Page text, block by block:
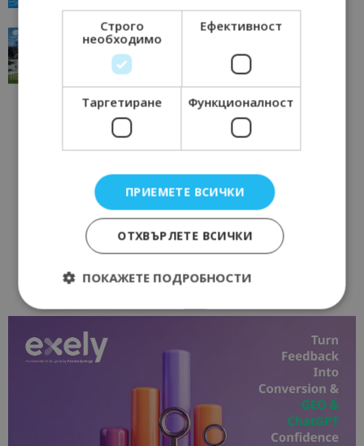
“Пощенска картичка от…”: Перник – град на
традициите, културата и вдъхновяващите...
Перник
Строго
необходимо
Ефективност
Таргетиране Функционалност
ПРИЕМЕТЕ ВСИЧКИ
ОТХВЪРЛЕТЕ ВСИЧКИ
ПОКАЖЕТЕ ПОДРОБНОСТИ
Строго необходимо
Строго необходимите бисквитки позволяват
основната функционалност на уебсайта, като
потребителско влизане и управление на
акаунта. Уебсайтът не може да се използва